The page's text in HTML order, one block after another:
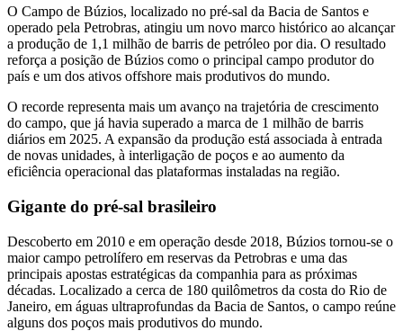
O Campo de Búzios, localizado no pré-sal da Bacia de Santos e
operado pela Petrobras, atingiu um novo marco histórico ao alcançar
a produção de 1,1 milhão de barris de petróleo por dia. O resultado
reforça a posição de Búzios como o principal campo produtor do
país e um dos ativos offshore mais produtivos do mundo.
O recorde representa mais um avanço na trajetória de crescimento
do campo, que já havia superado a marca de 1 milhão de barris
diários em 2025. A expansão da produção está associada à entrada
de novas unidades, à interligação de poços e ao aumento da
eficiência operacional das plataformas instaladas na região.
Gigante do pré-sal brasileiro
Descoberto em 2010 e em operação desde 2018, Búzios tornou-se o
maior campo petrolífero em reservas da Petrobras e uma das
principais apostas estratégicas da companhia para as próximas
décadas. Localizado a cerca de 180 quilômetros da costa do Rio de
Janeiro, em águas ultraprofundas da Bacia de Santos, o campo reúne
alguns dos poços mais produtivos do mundo.